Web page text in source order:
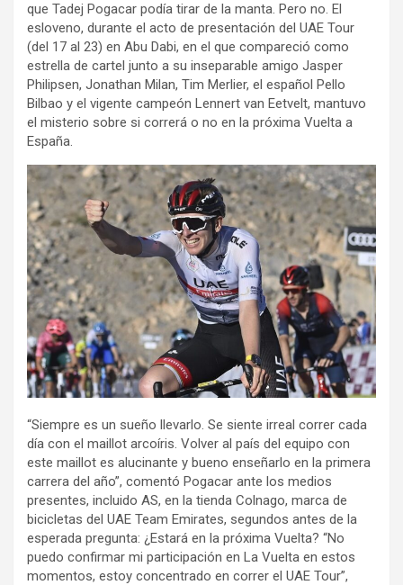
que Tadej Pogacar podía tirar de la manta. Pero no. El
esloveno, durante el acto de presentación del UAE Tour
(del 17 al 23) en Abu Dabi, en el que compareció como
estrella de cartel junto a su inseparable amigo Jasper
Philipsen, Jonathan Milan, Tim Merlier, el español Pello
Bilbao y el vigente campeón Lennert van Eetvelt, mantuvo
el misterio sobre si correrá o no en la próxima Vuelta a
España.
“Siempre es un sueño llevarlo. Se siente irreal correr cada
día con el maillot arcoíris. Volver al país del equipo con
este maillot es alucinante y bueno enseñarlo en la primera
carrera del año”, comentó Pogacar ante los medios
presentes, incluido AS, en la tienda Colnago, marca de
bicicletas del UAE Team Emirates, segundos antes de la
esperada pregunta: ¿Estará en la próxima Vuelta? “No
puedo confirmar mi participación en La Vuelta en estos
momentos, estoy concentrado en correr el UAE Tour”,